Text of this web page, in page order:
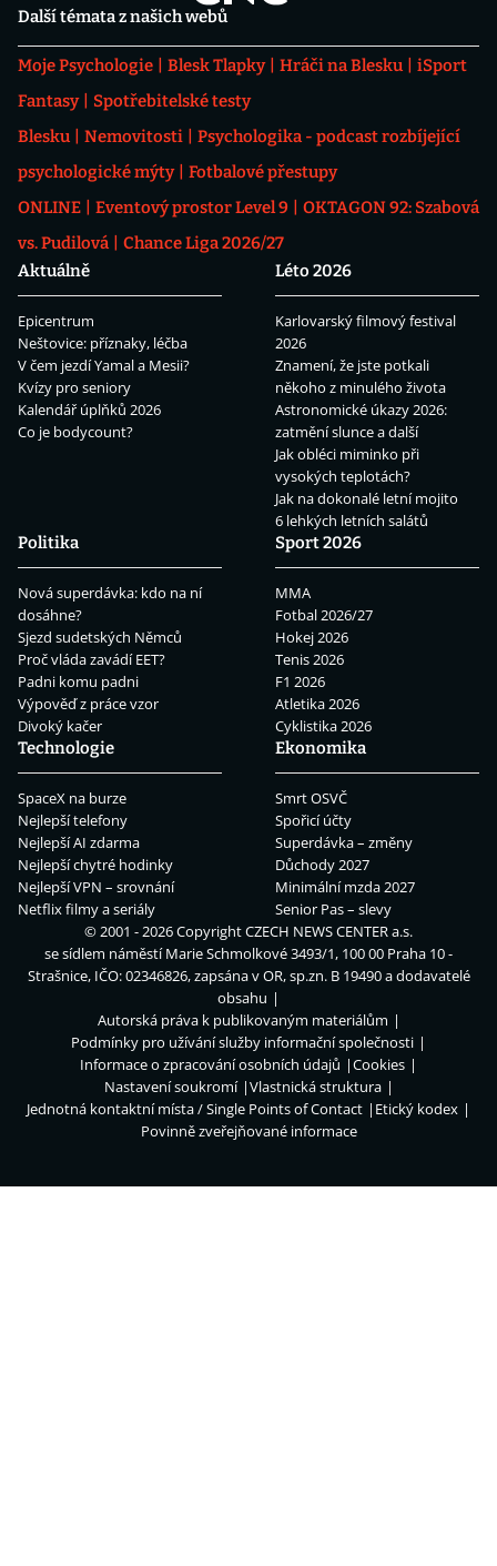
Další témata z našich webů
Moje Psychologie Blesk Tlapky Hráči na Blesku
iSport
Fantasy
Spotřebitelské testy
Blesku
Nemovitosti
Psychologika - podcast rozbíjející
psychologické mýty
Fotbalové přestupy
ONLINE
Eventový prostor Level 9
OKTAGON 92: Szabová
vs. Pudilová
Chance Liga 2026/27
Aktuálně
Epicentrum
Neštovice: příznaky, léčba
V čem jezdí Yamal a Mesii?
Kvízy pro seniory
Kalendář úplňků 2026
Co je bodycount?
Léto 2026
Karlovarský filmový festival
2026
Znamení, že jste potkali
někoho z minulého života
Astronomické úkazy 2026:
zatmění slunce a další
Jak obléci miminko při
vysokých teplotách?
Jak na dokonalé letní mojito
6 lehkých letních salátů
Politika
Nová superdávka: kdo na ní
dosáhne?
Sjezd sudetských Němců
Proč vláda zavádí EET?
Padni komu padni
Výpověď z práce vzor
Divoký kačer
Sport 2026
MMA
Fotbal 2026/27
Hokej 2026
Tenis 2026
F1 2026
Atletika 2026
Cyklistika 2026
Technologie
SpaceX na burze
Nejlepší telefony
Nejlepší AI zdarma
Nejlepší chytré hodinky
Nejlepší VPN – srovnání
Netflix filmy a seriály
Ekonomika
Smrt OSVČ
Spořicí účty
Superdávka – změny
Důchody 2027
Minimální mzda 2027
Senior Pas – slevy
© 2001 - 2026 CopyrightCZECH NEWS CENTER a.s.
se sídlem náměstí Marie Schmolkové 3493/1, 100 00 Praha 10 -
Strašnice, IČO: 02346826, zapsána v OR, sp.zn. B 19490 a dodavatelé
obsahu
Autorská práva k publikovaným materiálům
Podmínky pro užívání služby informační společnosti
Informace o zpracování osobních údajů
Cookies
Nastavení soukromí
Vlastnická struktura
Jednotná kontaktní místa / Single Points of Contact
Etický kodex
Povinně zveřejňované informace